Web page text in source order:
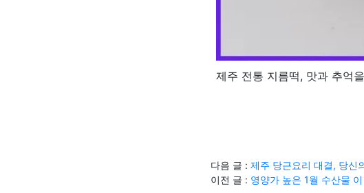
제주 전통 지름떡, 맛과 추억
다음 글 : 제주 당근요리 대결, 당신
이전 글 : 영양가 높은 1월 수산물